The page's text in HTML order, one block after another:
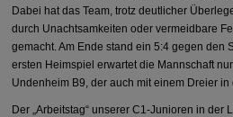
Dabei hat das Team, trotz deutlicher
durch Unachtsamkeiten oder vermeidbare
gemacht. Am Ende stand ein 5:4 gegen den
ersten Heimspiel erwartet die Mannschaft
Undenheim B9, der auch mit einem Dreier in
Der „Arbeitstag“ unserer C1-Junioren in der